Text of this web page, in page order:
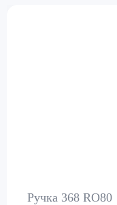
Ручка 368 RO80